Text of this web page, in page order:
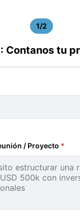
1/2
Contanos tu
/ Proyecto *